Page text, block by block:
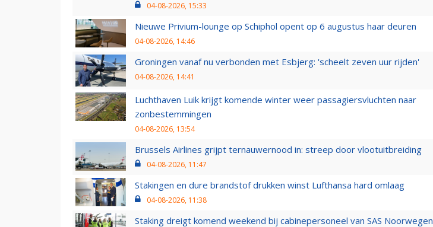
04-08-2026, 15:33
Nieuwe Privium-lounge op Schiphol opent op 6 augustus haar deuren
04-08-2026, 14:46
Groningen vanaf nu verbonden met Esbjerg: 'scheelt zeven uur rijden'
04-08-2026, 14:41
Luchthaven Luik krijgt komende winter weer passagiersvluchten naar
zonbestemmingen
04-08-2026, 13:54
Brussels Airlines grijpt ternauwernood in: streep door vlootuitbreiding
04-08-2026, 11:47
Stakingen en dure brandstof drukken winst Lufthansa hard omlaag
04-08-2026, 11:38
Staking dreigt komend weekend bij cabinepersoneel van SAS Noorwegen